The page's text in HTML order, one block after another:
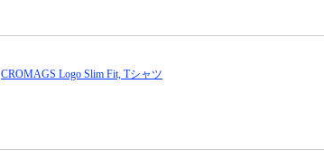
CROMAGS Logo Slim Fit, Tシャツ